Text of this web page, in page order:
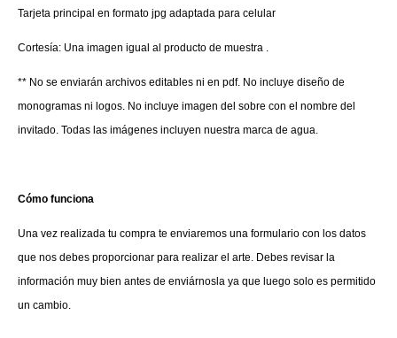
Tarjeta principal en formato jpg adaptada para celular
Cortesía: Una imagen igual al producto de muestra .
** No se enviarán archivos editables ni en pdf. No incluye diseño de
monogramas ni logos. No incluye imagen del sobre con el nombre del
invitado. Todas las imágenes incluyen nuestra marca de agua.
Cómo funciona
Una vez realizada tu compra te enviaremos una formulario con los datos
que nos debes proporcionar para realizar el arte. Debes revisar la
información muy bien antes de enviárnosla ya que luego solo es permitido
un cambio.